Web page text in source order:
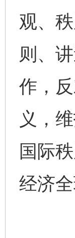
观、
则、
作，
义，
国际
经济